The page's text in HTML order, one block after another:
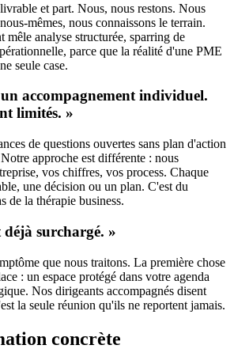
et part. Nous, nous restons. Nous
mêmes, nous connaissons le terrain.
mêle analyse structurée, sparring de
parce que la réalité d'une PME
seule case.
accompagnement individuel.
limités. »
de questions ouvertes sans plan d'action
approche est différente : nous
vos chiffres, vos process. Chaque
une décision ou un plan. C'est du
de la thérapie business.
surchargé. »
que nous traitons. La première chose
: un espace protégé dans votre agenda
Nos dirigeants accompagnés disent
la seule réunion qu'ils ne reportent jamais.
concrète